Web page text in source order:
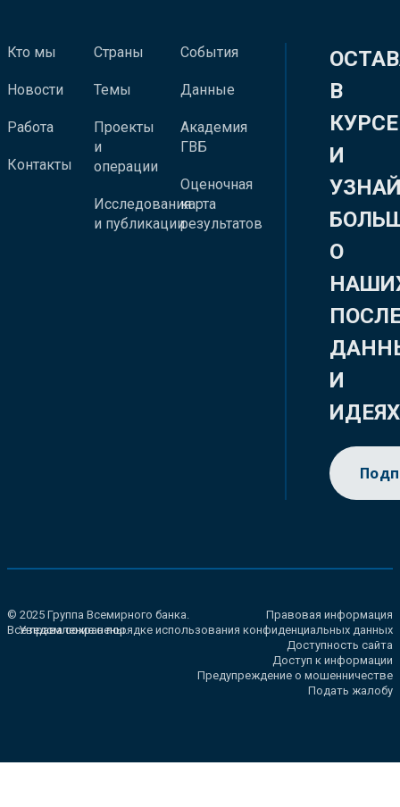
Кто мы
Новости
Работа
Контакты
Страны
Темы
Проекты
и
операции
Исследования
и публикации
События
Данные
Академия
ГВБ
Оценочная
карта
результатов
В
КУРСЕ
И
О
И
ИДЕЯХ
© 2025 Группа Всемирного банка.
Все права сохранены.
Правовая информация
Уведомление о порядке использования конфиденциальных данных
Доступность сайта
Доступ к информации
Предупреждение о мошенничестве
Подать жалобу